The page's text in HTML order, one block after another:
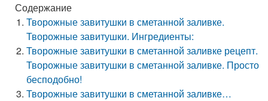
Содержание
Творожные завитушки в сметанной заливке.
Творожные завитушки. Ингредиенты:
Творожные завитушки в сметанной заливке рецепт.
Творожные завитушки в сметанной заливке. Просто
бесподобно!
Творожные завитушки в сметанной заливке…